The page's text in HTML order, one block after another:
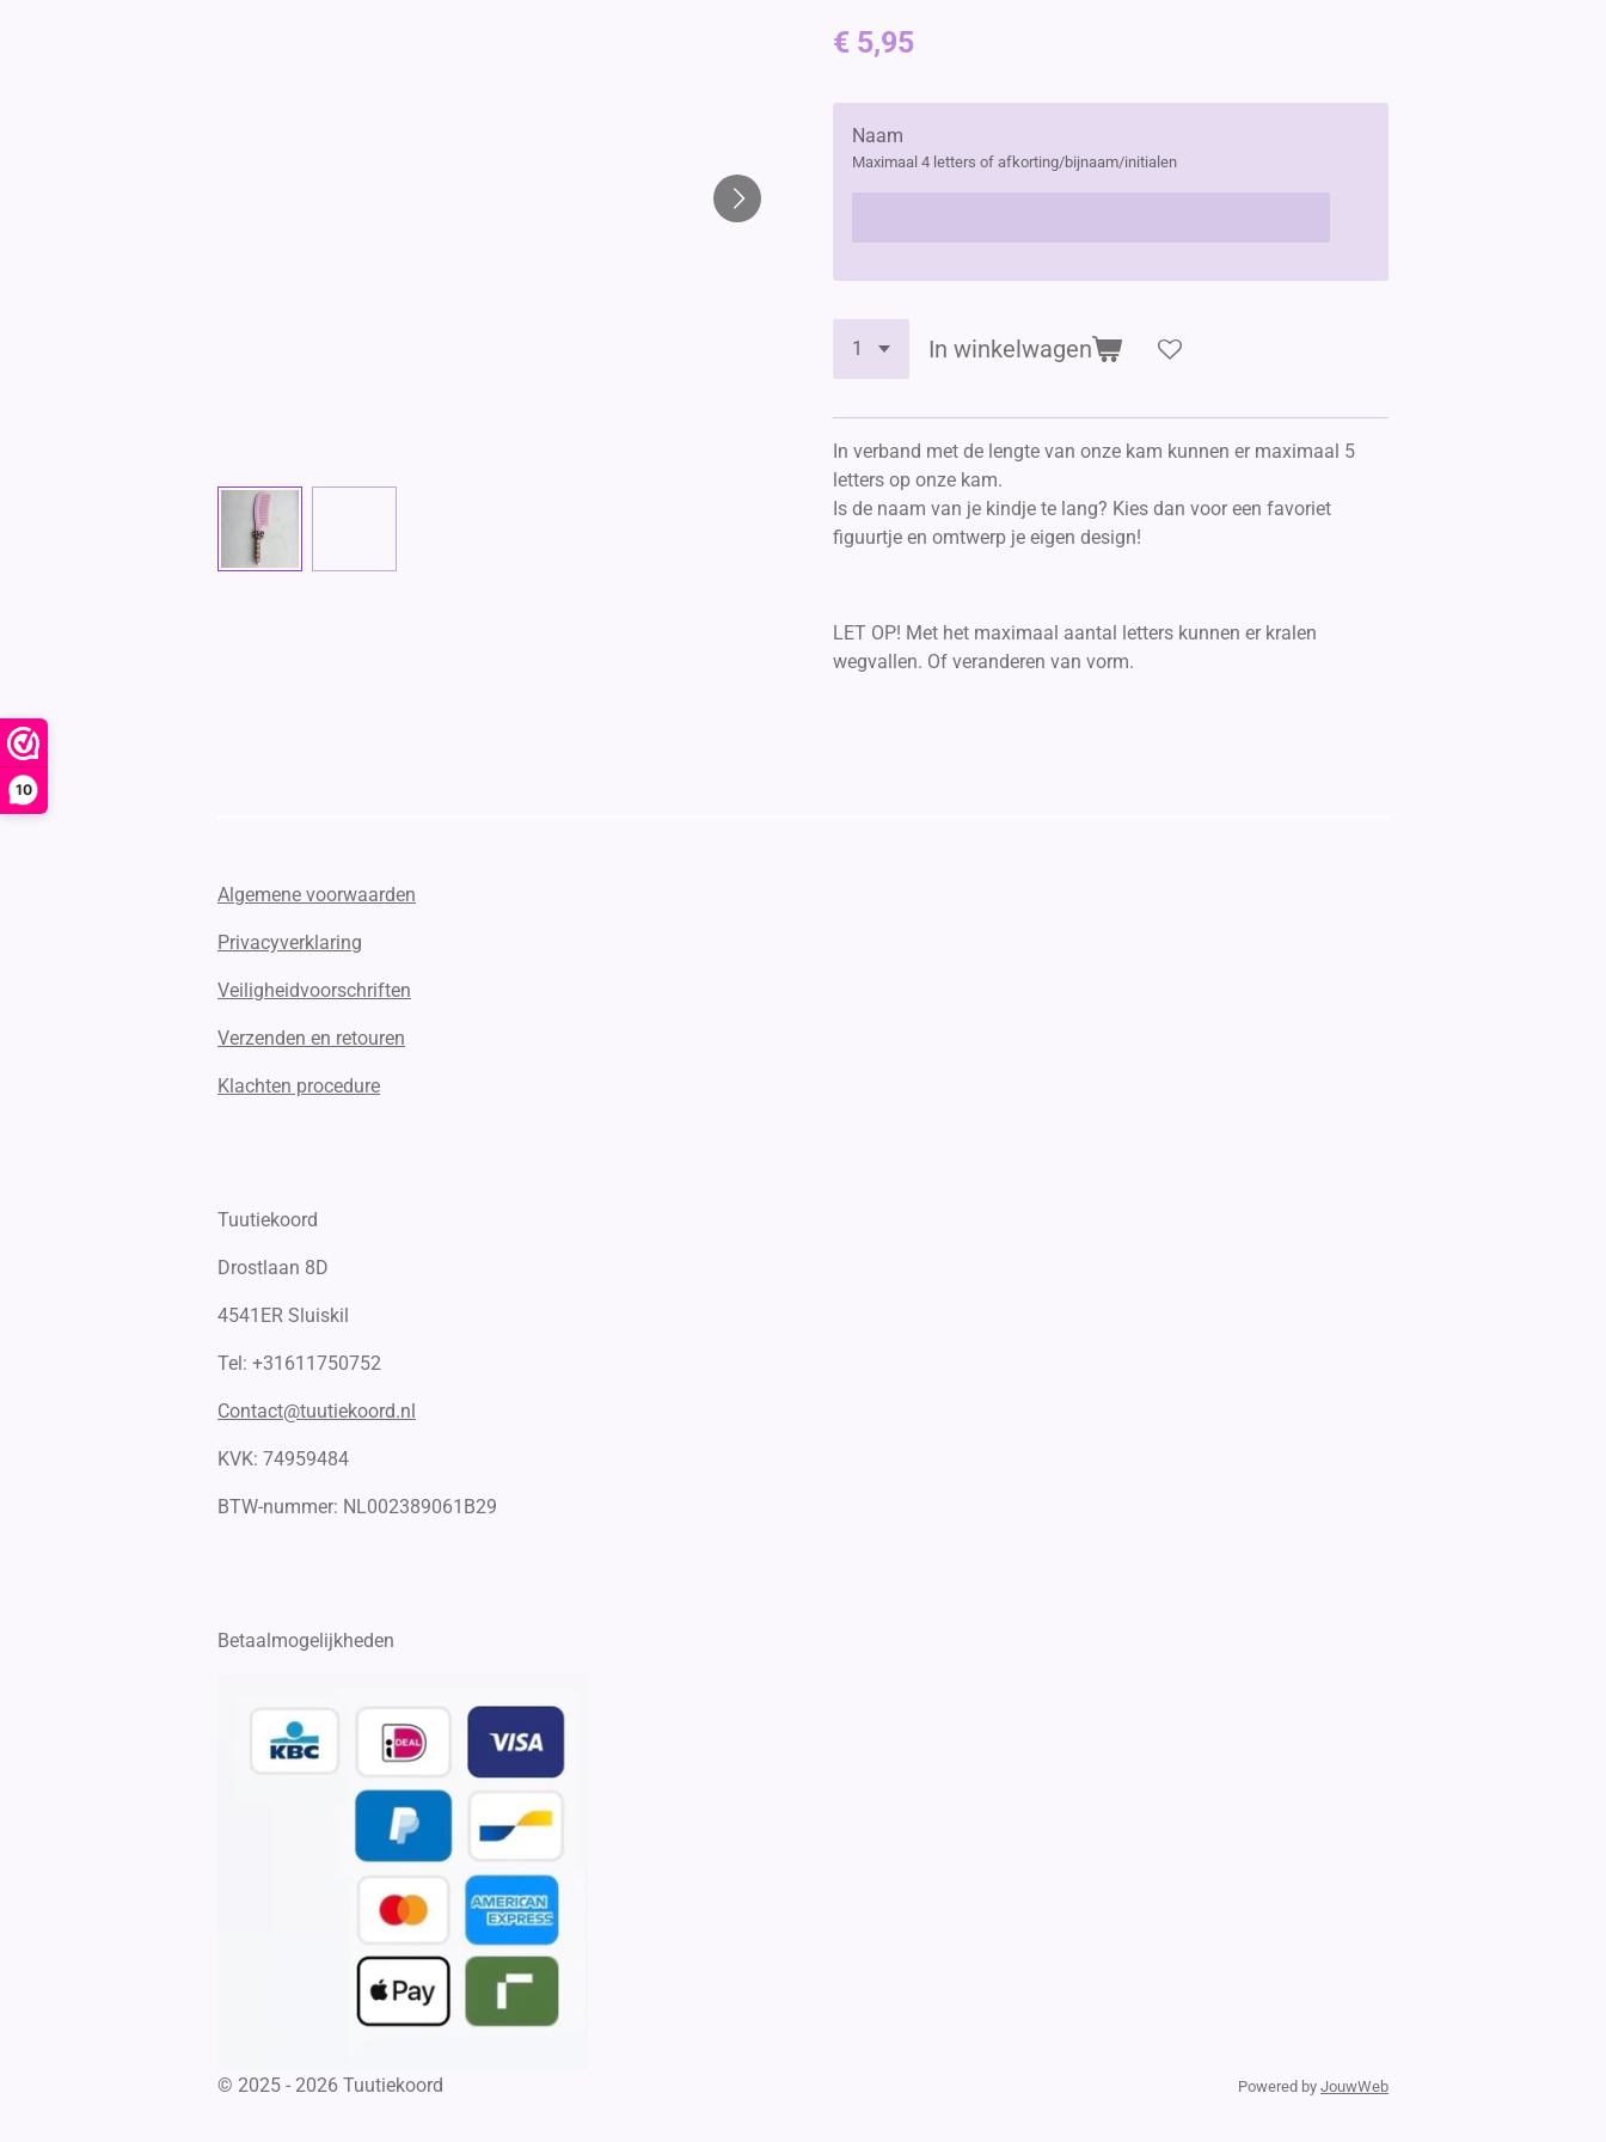
10
€ 5,95
Naam
Maximaal 4 letters of afkorting/bijnaam/initialen
In winkelwagen
In verband met de lengte van onze kam kunnen er maximaal 5
letters op onze kam.
Is de naam van je kindje te lang? Kies dan voor een favoriet
figuurtje en omtwerp je eigen design!
LET OP! Met het maximaal aantal letters kunnen er kralen
wegvallen. Of veranderen van vorm.
Algemene voorwaarden
Privacyverklaring
Veiligheidvoorschriften
Verzenden en retouren
Klachten procedure
Tuutiekoord
Drostlaan 8D
4541ER Sluiskil
Tel: +31611750752
Contact@tuutiekoord.nl
KVK: 74959484
BTW-nummer: NL002389061B29
Betaalmogelijkheden
© 2025 - 2026 Tuutiekoord Powered by JouwWeb